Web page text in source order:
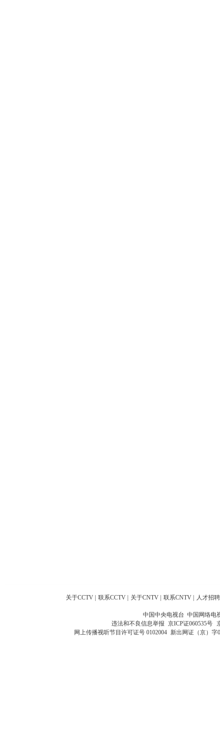
关于CCTV 联系CCTV 关于CNTV 联系CNTV 人才招聘
中国中央电视台 中国网络电
违法和不良信息举报 京ICP证060535号
网上传播视听节目许可证号 0102004 新出网证（京）